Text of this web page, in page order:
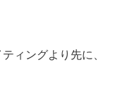
ィングより先に、